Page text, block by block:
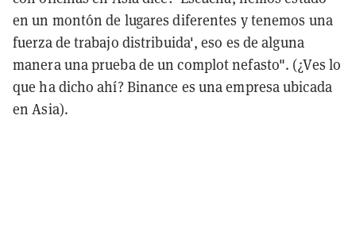
en un montón de lugares diferentes y tenemos una
fuerza de trabajo distribuida', eso es de alguna
manera una prueba de un complot nefasto". (¿Ves lo
que ha dicho ahí? Binance es una empresa ubicada
en Asia).